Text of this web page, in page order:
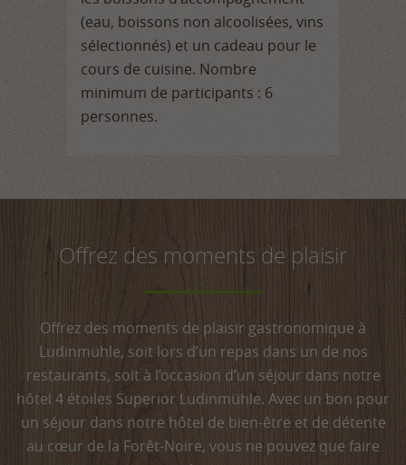
(eau, boissons non alcoolisées, vins
sélectionnés) et un cadeau pour le
cours de cuisine. Nombre
minimum de participants : 6
personnes.
Offrez des moments de plaisir
Offrez des moments de plaisir gastronomique à
Ludinmühle, soit lors d’un repas dans un de nos
restaurants, soit à l’occasion d’un séjour dans notre
hôtel 4 étoiles Superior Ludinmühle. Avec un bon pour
un séjour dans notre hôtel de bien-être et de détente
au cœur de la Forêt-Noire, vous ne pouvez que faire